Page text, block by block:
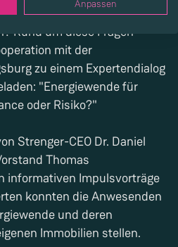
Was kommt auf mich zu?
Rund um diese Fragen
mit der
zu einem Expertendialog
"Energiewende für
oder Risiko?"
Strenger-CEO Dr. Daniel
Thomas
informativen Impulsvorträge
konnten die Anwesenden
und deren
Immobilien stellen.
Anpassen